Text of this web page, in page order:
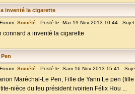
inventé la cigarette
Forum: Société Posté le: Mar 19 Nov 2013 10:44
connard a inventé la cigarette
Forum: Société Posté le: Sam 16 Nov 2013 15:41
Maréchal-Le Pen, Fille de Yann Le pen
nièce du feu président ivoirien Félix Hou ...